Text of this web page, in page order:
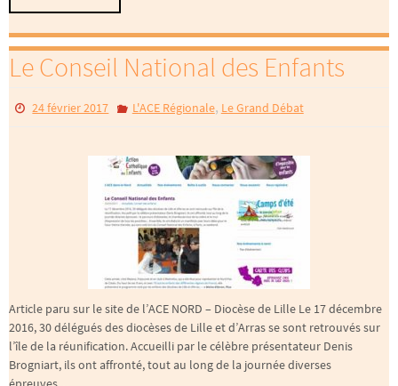
Le Conseil National des Enfants
24 février 2017 L'ACE Régionale, Le Grand Débat
Article paru sur le site de l’ACE NORD – Diocèse de Lille Le 17 décembre
2016, 30 délégués des diocèses de Lille et d’Arras se sont retrouvés sur
l’île de la réunification. Accueilli par le célèbre présentateur Denis
Brogniart, ils ont affronté, tout au long de la journée diverses